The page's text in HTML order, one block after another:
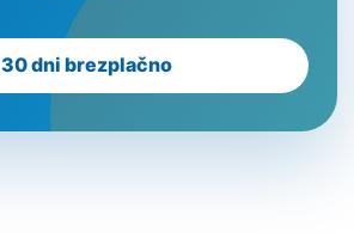
30 dni brezplačno